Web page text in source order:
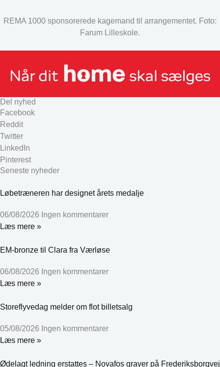
REMA 1000 sponsorerede kagemand til arrangementet. Foto:
Farum Lilleskole.
Del nyhed
Facebook
Reddit
Twitter
LinkedIn
Pinterest
Seneste nyheder
Løbetræneren har designet årets medalje
06/08/2026 Ingen kommentarer
Læs mere »
EM-bronze til Clara fra Værløse
06/08/2026 Ingen kommentarer
Læs mere »
Storeflyvedag melder om flot billetsalg
05/08/2026 Ingen kommentarer
Læs mere »
Ødelagt ledning erstattes – Novafos graver på Frederiksborgvej